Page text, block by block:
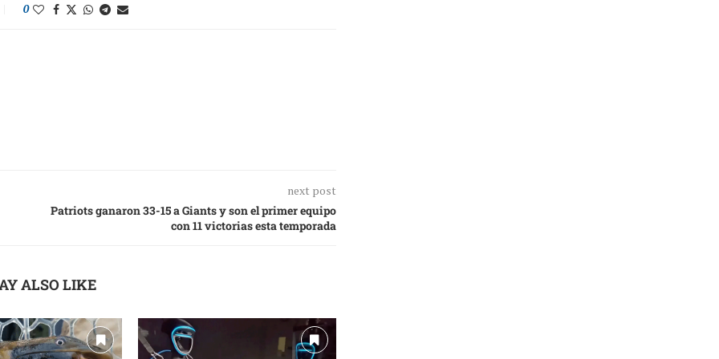
0
next post
Patriots ganaron 33-15 a Giants y son el primer equipo
con 11 victorias esta temporada
ALSO LIKE